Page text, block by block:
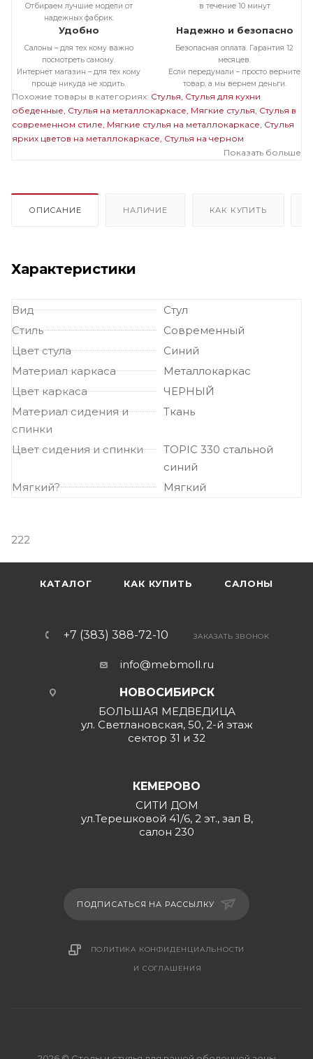
Отбираем лучшие модели от
надежных фабрик.
в течение 10 минут
Удобно
Салоны – для тех кому важно
посмотреть самому.
Интернет магазин – для тех кому
проще никуда не ходить.
Надежно и безопасно
Безопасная оплата. Гарантия 12
месяцев.
Если передумали – просто верните
товар, а мы вернем деньги.
Похожие товары в категориях: Стулья Стулья для кухни
обеденные Стулья на металлокаркасе Мягкие стулья Стулья в
современном стиле Мягкие стулья на металлокаркасе Стулья
ярких цветов на металлокаркасе Стулья на черном
Показать больше
ОПИСАНИЕ НАЛИЧИЕ КАК КУПИТЬ
Характеристики
Вид
Стул
Стиль
Современный
Цвет стула
Синий
Материал каркаса
Металлокаркас
Цвет каркаса
ЧЕРНЫЙ
Материал сидения и
спинки
Ткань
Цвет сидения и спинки
TOPIC 330 стальной
синий
Мягкий?
Мягкий
222
КАТАЛОГ КАК КУПИТЬ САЛОНЫ
+7 (383) 388-72-10 ЗАКАЗАТЬ ЗВОНОК
info@mebmoll.ru
НОВОСИБИРСК
БОЛЬШАЯ МЕДВЕДИЦА
ул. Светлановская, 50, 2-й этаж
сектор 31 и 32
КЕМЕРОВО
СИТИ ДОМ
ул.Терешковой 41/6, 2 эт., зал В,
салон 230
ПОДПИСАТЬСЯ НА РАССЫЛКУ
ПОЛИТИКА КОНФИДЕНЦИАЛЬНОСТИ
И СОГЛАШЕНИЯ